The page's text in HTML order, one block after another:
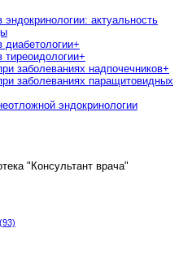
актуальность
диабетологии+
+
заболеваниях надпочечников+
заболеваниях паращитовидных
эндокринологии
"Консультант врача"
(93)